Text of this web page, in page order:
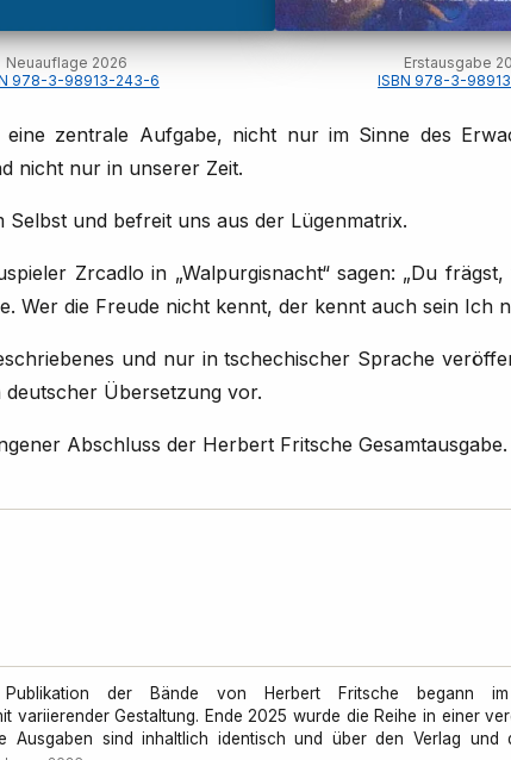
Neuauflage 2026
978-3-98913-243-6
Erstausgabe
ISBN 978-3-
eine zentrale Aufgabe, nicht nur im Sinne des
nicht nur in unserer Zeit.
und befreit uns aus der Lügenmatrix.
Zrcadlo in „Walpurgisnacht“ sagen: „Du
Wer die Freude nicht kennt, der kennt auch sein Ich
und nur in tschechischer Sprache
deutscher Übersetzung vor.
Abschluss der Herbert Fritsche Gesamtausgabe.
der Bände von Herbert Fritsche begann
variierender Gestaltung. Ende 2025 wurde die Reihe in einer
Ausgaben sind inhaltlich identisch und über den Verlag und